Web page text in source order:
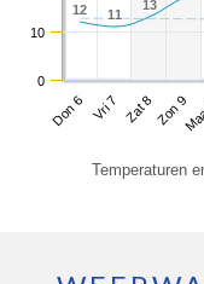
12
12 11
11
13
13
Don 6 Vri 7 Zat 8Zon 9
0
10
Temperaturen